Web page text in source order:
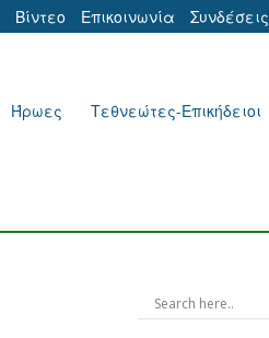
Βίντεο Επικοινωνία Συνδέσεις
Ήρωες Τεθνεώτες-Επικήδειοι